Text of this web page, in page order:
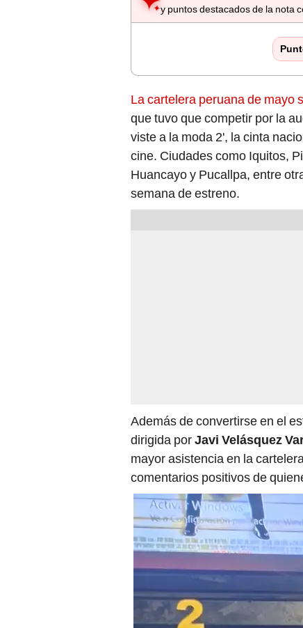
y puntos destacados de la nota
La cartelera peruana de mayo
que tuvo que competir por la
viste a la moda 2', la cinta
cine. Ciudades como Iquitos,
Huancayo y Pucallpa, entre
semana de estreno.
Además de convertirse en el
dirigida porJavi Velásquez
mayor asistencia en la
comentarios positivos de